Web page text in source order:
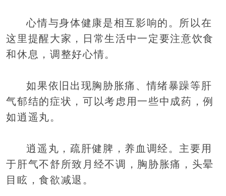
心情与身体健康是相互影响的。所以在
这里提醒大家，日常生活中一定要注意饮食
和休息，调整好心情。
如果依旧出现胸胁胀痛、情绪暴躁等肝
气郁结的症状，可以考虑用一些中成药，例
如逍遥丸。
逍遥丸，疏肝健脾，养血调经。主要用
于肝气不舒所致月经不调，胸胁胀痛，头晕
目眩，食欲减退。